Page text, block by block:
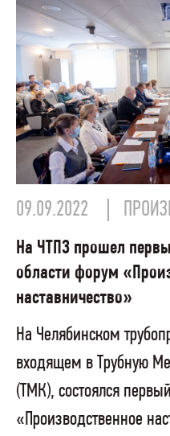
09.09.2022
На ЧТПЗ прошел
области форум
наставничество»
На Челябинском
входящем в Трубную
(ТМК), состоялся
«Производственное